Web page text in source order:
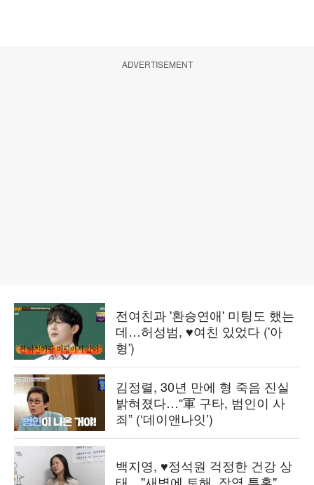
ADVERTISEMENT
전여친과 '환승연애' 미팅도 했는
데…허성범, ♥여친 있었다 ('아
형')
김정렬, 30년 만에 형 죽음 진실
밝혀졌다…“軍 구타, 범인이 사
죄” (‘데이앤나잇’)
백지영, ♥정석원 걱정한 건강 상